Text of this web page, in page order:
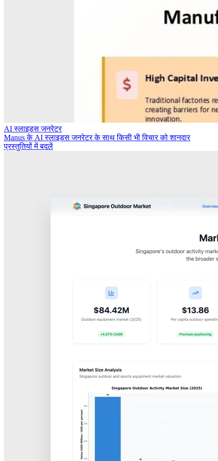
AI स्लाइड्स जनरेटर
Manus के AI स्लाइड्स जनरेटर के साथ किसी भी विचार को शानदार
प्रस्तुतियों में बदलें